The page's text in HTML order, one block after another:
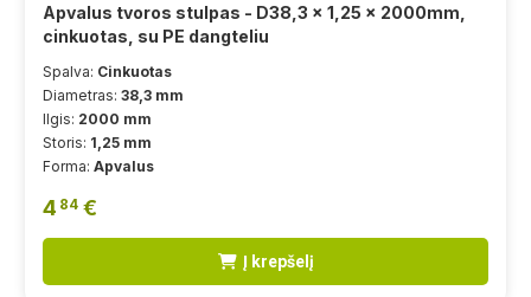
Apvalus tvoros stulpas - D38,3 x 1,25 x 2000mm,
cinkuotas, su PE dangteliu
Spalva: Cinkuotas
Diametras: 38,3 mm
Ilgis: 2000 mm
Storis: 1,25 mm
Forma: Apvalus
4 84 €
Į krepšelį